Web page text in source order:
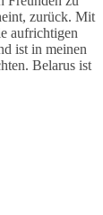
zurück. Mit
aufrichtigen
ist in meinen
Belarus ist